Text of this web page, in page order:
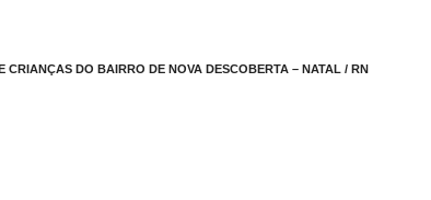
CRIANÇAS DO BAIRRO DE NOVA DESCOBERTA – NATAL / RN